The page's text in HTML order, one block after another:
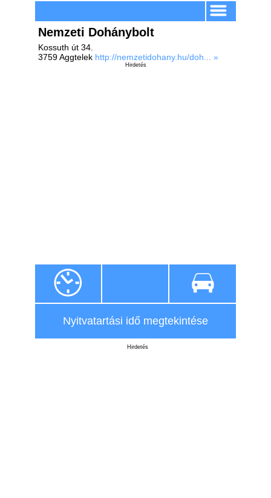
Nemzeti Dohánybolt
Kossuth út 34.
3759 Aggtelek http://nemzetidohany.hu/doh... »
Hirdetés
Nyitvatartási idő megtekintése
Hirdetés